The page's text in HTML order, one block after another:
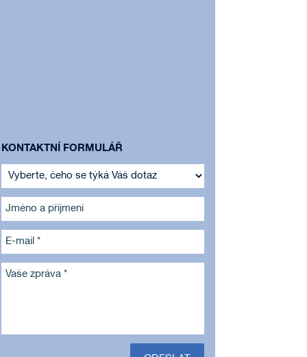
KONTAKTNÍ FORMULÁŘ
Jméno a příjmení
E-mail *
Vaše zpráva *